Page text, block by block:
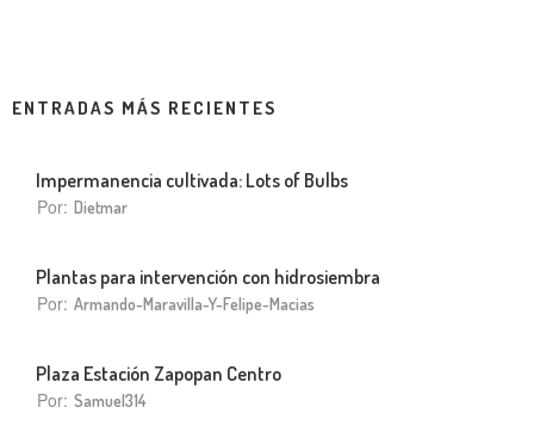
ENTRADAS MÁS RECIENTES
Impermanencia cultivada: Lots of Bulbs
Por: Dietmar
Plantas para intervención con hidrosiembra
Por: Armando-Maravilla-Y-Felipe-Macias
Plaza Estación Zapopan Centro
Por: Samuel314